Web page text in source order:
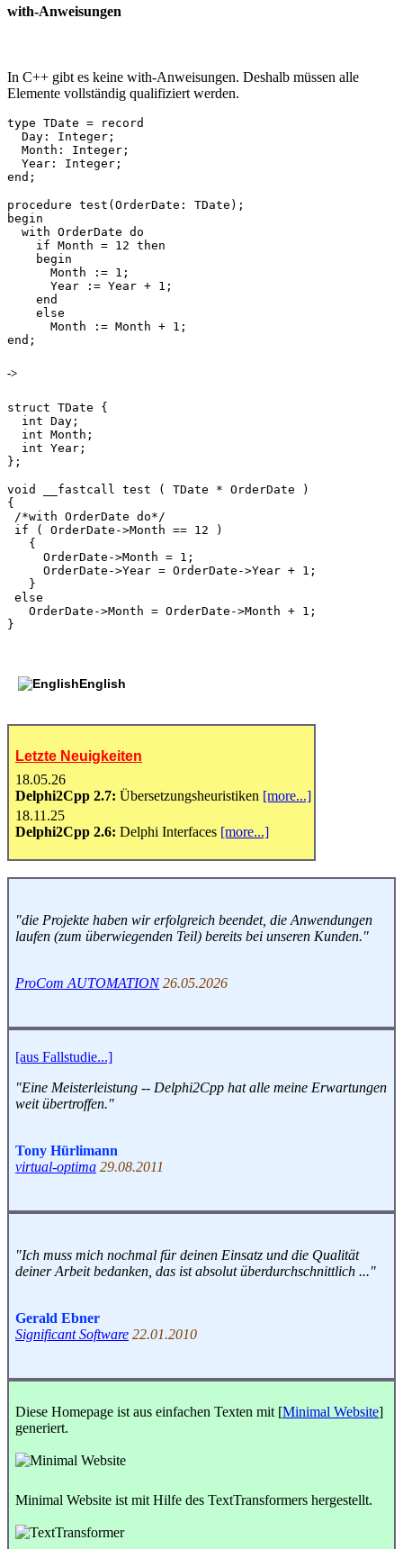
with-Anweisungen
In C++ gibt es keine with-Anweisungen. Deshalb müssen alle
Elemente vollständig qualifiziert werden.
type TDate = record
  Day: Integer;
  Month: Integer;
  Year: Integer;
procedure test(OrderDate: TDate);
begin
  with OrderDate do
    if Month = 12 then
    begin
      Month := 1;
      Year := Year + 1;
    end
    else
      Month := Month + 1;
->
struct TDate {
  int Day;
  int Month;
  int Year;
void __fastcall test ( TDate * OrderDate )
{
/*with OrderDate do*/
if ( OrderDate->Month == 12 )
   {
     OrderDate->Month = 1;
     OrderDate->Year = OrderDate->Year + 1;
   }
else
   OrderDate->Month = OrderDate->Month + 1;
English
Letzte Neuigkeiten
18.05.26
Delphi2Cpp 2.7: Übersetzungsheuristiken [more...]
18.11.25
Delphi2Cpp 2.6: Delphi Interfaces [more...]
"die Projekte haben wir erfolgreich beendet, die Anwendungen
laufen (zum überwiegenden Teil) bereits bei unseren Kunden."
ProCom AUTOMATION26.05.2026
[aus Fallstudie...]
"Eine Meisterleistung -- Delphi2Cpp hat alle meine Erwartungen
weit übertroffen."
Tony Hürlimann
virtual-optima 29.08.2011
"Ich muss mich nochmal für deinen Einsatz und die Qualität
deiner Arbeit bedanken, das ist absolut überdurchschnittlich ..."
Gerald Ebner
Significant Software 22.01.2010
Diese Homepage ist aus einfachen Texten mit [Minimal Website]
generiert.
Minimal Website ist mit Hilfe des TextTransformers hergestellt.